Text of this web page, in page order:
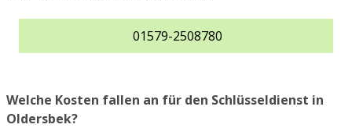
01579-2508780
Welche Kosten fallen an für den Schlüsseldienst in
Oldersbek?